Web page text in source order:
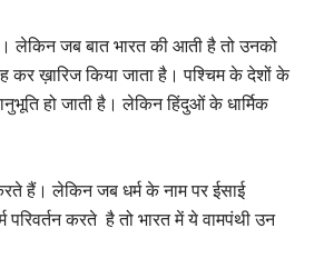
लेकिन जब बात भारत की आती है तो उनको
कर ख़ारिज किया जाता है। पश्चिम के देशों के
हो जाती है। लेकिन हिंदुओं के धार्मिक
हैं। लेकिन जब धर्म के नाम पर ईसाई
परिवर्तन करते है तो भारत में ये वामपंथी उन